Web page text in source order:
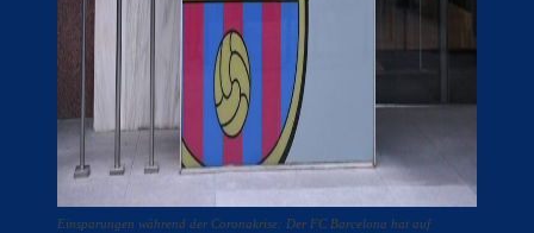
Einsparungen während der Coronakrise: Der FC Barcelona hat auf